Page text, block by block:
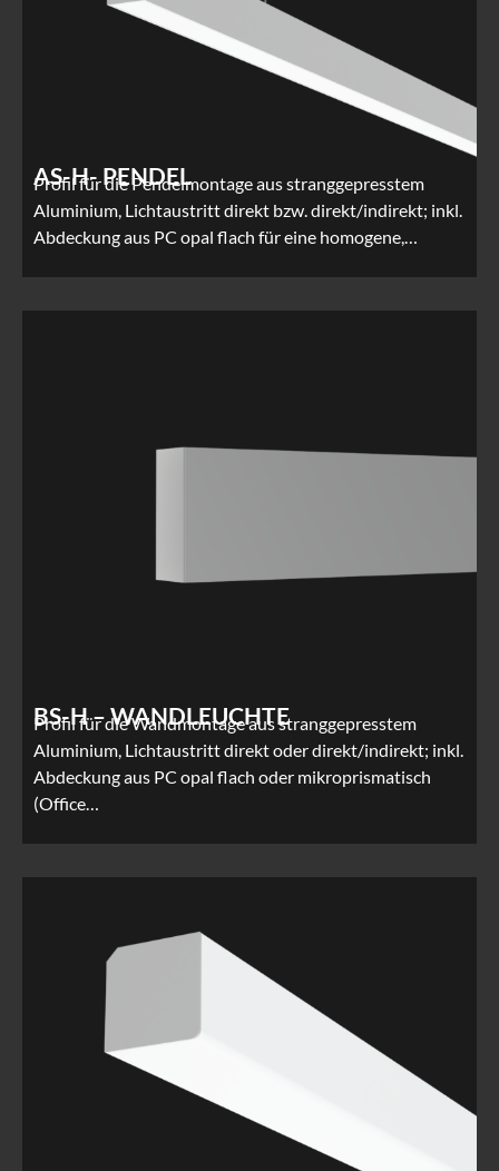
AS-H- PENDEL
Profil für die Pendelmontage aus stranggepresstem
Aluminium, Lichtaustritt direkt bzw. direkt/indirekt; inkl.
Abdeckung aus PC opal flach für eine homogene,…
BS-H – WANDLEUCHTE
Profil für die Wandmontage aus stranggepresstem
Aluminium, Lichtaustritt direkt oder direkt/indirekt; inkl.
Abdeckung aus PC opal flach oder mikroprismatisch
(Office…